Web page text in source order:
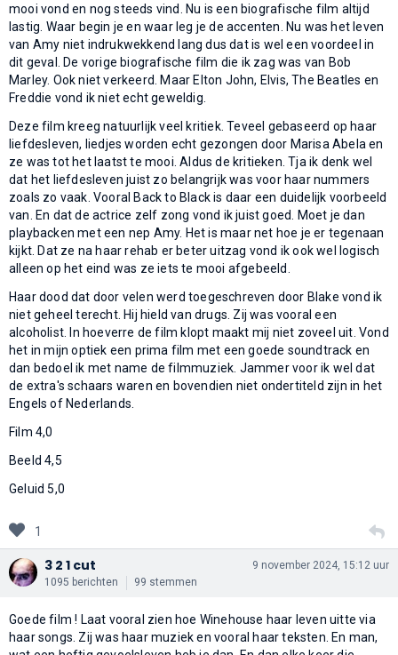
mooi vond en nog steeds vind. Nu is een biografische film altijd
lastig. Waar begin je en waar leg je de accenten. Nu was het leven
van Amy niet indrukwekkend lang dus dat is wel een voordeel in
dit geval. De vorige biografische film die ik zag was van Bob
Marley. Ook niet verkeerd. Maar Elton John, Elvis, The Beatles en
Freddie vond ik niet echt geweldig.
Deze film kreeg natuurlijk veel kritiek. Teveel gebaseerd op haar
liefdesleven, liedjes worden echt gezongen door Marisa Abela en
ze was tot het laatst te mooi. Aldus de kritieken. Tja ik denk wel
dat het liefdesleven juist zo belangrijk was voor haar nummers
zoals zo vaak. Vooral Back to Black is daar een duidelijk voorbeeld
van. En dat de actrice zelf zong vond ik juist goed. Moet je dan
playbacken met een nep Amy. Het is maar net hoe je er tegenaan
kijkt. Dat ze na haar rehab er beter uitzag vond ik ook wel logisch
alleen op het eind was ze iets te mooi afgebeeld.
Haar dood dat door velen werd toegeschreven door Blake vond ik
niet geheel terecht. Hij hield van drugs. Zij was vooral een
alcoholist. In hoeverre de film klopt maakt mij niet zoveel uit. Vond
het in mijn optiek een prima film met een goede soundtrack en
dan bedoel ik met name de filmmuziek. Jammer voor ik wel dat
de extra's schaars waren en bovendien niet ondertiteld zijn in het
Engels of Nederlands.
Film 4,0
Beeld 4,5
Geluid 5,0
1
3 2 1 cut
1095 berichten 99 stemmen
9 november 2024, 15:12 uur
Goede film ! Laat vooral zien hoe Winehouse haar leven uitte via
haar songs. Zij was haar muziek en vooral haar teksten. En man,